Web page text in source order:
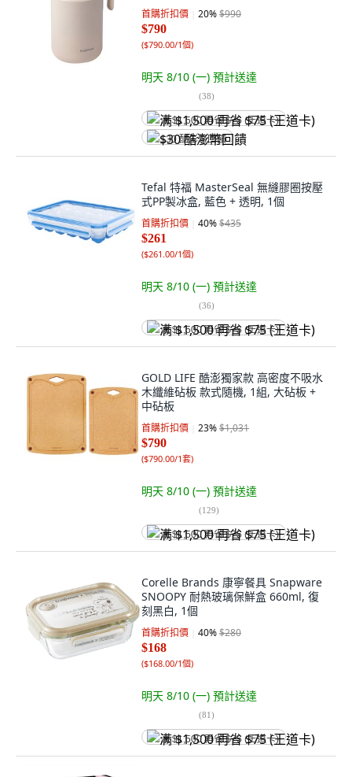
首購折扣價 20%$990
$790
($790.00/1個)
明天 8/10 (一) 預計送達
(38)
满 $1,500 再省 $75 (王道卡)
$30 酷澎幣回饋
Tefal 特福 MasterSeal 無縫膠圈按壓
式PP製冰盒, 藍色 + 透明, 1個
首購折扣價 40%$435
$261
($261.00/1個)
明天 8/10 (一) 預計送達
(36)
满 $1,500 再省 $75 (王道卡)
GOLD LIFE 酷澎獨家款 高密度不吸水
木纖維砧板 款式隨機, 1組, 大砧板 +
中砧板
首購折扣價 23%$1,031
$790
($790.00/1套)
明天 8/10 (一) 預計送達
(129)
满 $1,500 再省 $75 (王道卡)
Corelle Brands 康寧餐具 Snapware
SNOOPY 耐熱玻璃保鮮盒 660ml, 復
刻黑白, 1個
首購折扣價 40%$280
$168
($168.00/1個)
明天 8/10 (一) 預計送達
(81)
满 $1,500 再省 $75 (王道卡)